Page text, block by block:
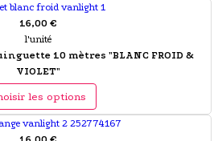
16,00 €
l'unité
10 mètres "BLANC FROID &
VIOLET"
les options